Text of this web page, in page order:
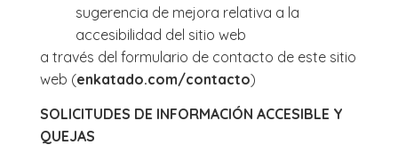
sugerencia de mejora relativa a la
accesibilidad del sitio web
a través del formulario de contacto de este sitio
web (enkatado.com/contacto)
SOLICITUDES DE INFORMACIÓN ACCESIBLE Y
QUEJAS